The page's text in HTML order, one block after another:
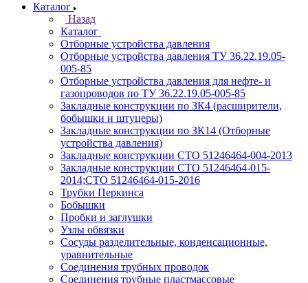
Каталог
Назад
Каталог
Отборные устройства давления
Отборные устройства давления ТУ 36.22.19.05-
005-85
Отборные устройства давления для нефте- и
газопроводов по ТУ 36.22.19.05-005-85
Закладные конструкции по ЗК4 (расширители,
бобышки и штуцеры)
Закладные конструкции по ЗК14 (Отборные
устройства давления)
Закладные конструкции СТО 51246464-004-2013
Закладные конструкции СТО 51246464-015-
2014;СТО 51246464-015-2016
Трубки Перкинса
Бобышки
Пробки и заглушки
Узлы обвязки
Сосуды разделительные, конденсационные,
уравнительные
Соединения трубных проводок
Соединения трубные пластмассовые